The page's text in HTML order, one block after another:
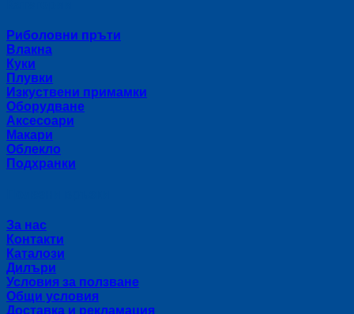
Риболовни пръти
Влакна
Куки
Плувки
Изкуствени примамки
Оборудване
Аксесоари
Макари
Облекло
Подхранки
За нас
Контакти
Каталози
Дилъри
Условия за ползване
Общи условия
Доставка и рекламация